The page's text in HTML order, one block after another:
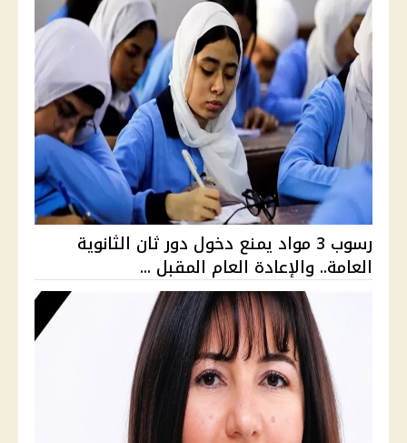
رسوب 3 مواد يمنع دخول دور ثان الثانوية
العامة.. والإعادة العام المقبل ...